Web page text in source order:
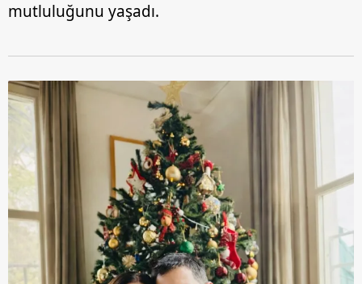
mutluluğunu yaşadı.